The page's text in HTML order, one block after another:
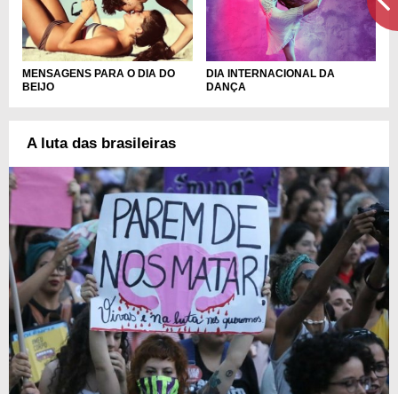
MENSAGENS PARA O DIA DO
BEIJO
DIA INTERNACIONAL DA
DANÇA
A luta das brasileiras